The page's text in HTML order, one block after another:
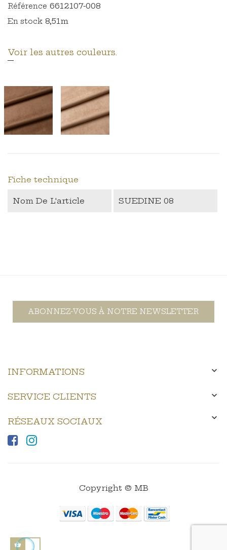
Référence 6612107-008
En stock 8,51m
Voir les autres couleurs.
Fiche technique
Nom De L'article SUEDINE 08
ABONNEZ-VOUS À NOTRE NEWSLETTER
INFORMATIONS 
SERVICE CLIENTS 
RÉSEAUX SOCIAUX 
Copyright © MB